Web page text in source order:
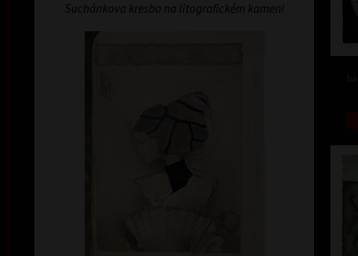
Suchánkova kresba na litografickém kameni